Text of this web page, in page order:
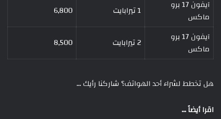
آيفون 17 برو
ماكس
1 تيرابايت
6,800
آيفون 17 برو
ماكس
2 تيرابايت 8,500
هل تخطط لشراء أحد الهواتف؟ شاركنا رأيك …
اقرا أيضاً ...